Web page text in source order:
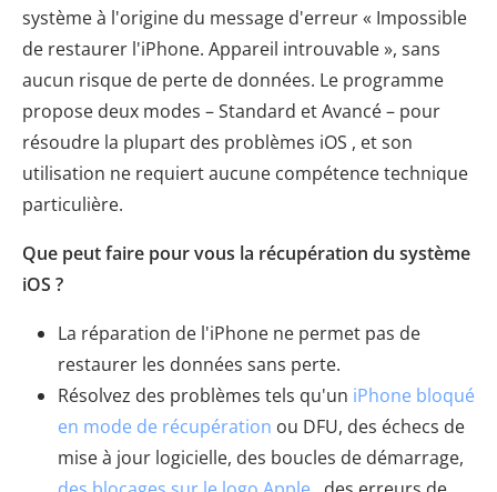
système à l'origine du message d'erreur « Impossible
de restaurer l'iPhone. Appareil introuvable », sans
aucun risque de perte de données. Le programme
propose deux modes – Standard et Avancé – pour
résoudre la plupart des problèmes iOS , et son
utilisation ne requiert aucune compétence technique
particulière.
Que peut faire pour vous la récupération du système
iOS ?
La réparation de l'iPhone ne permet pas de
restaurer les données sans perte.
Résolvez des problèmes tels qu'un iPhone bloqué
en mode de récupération ou DFU, des échecs de
mise à jour logicielle, des boucles de démarrage,